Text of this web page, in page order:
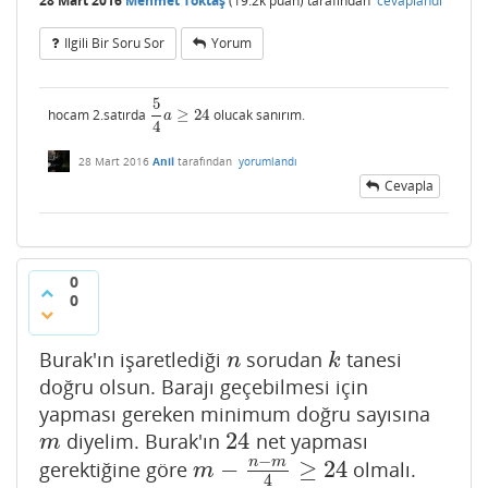
Ilgili Bir Soru Sor Yorum
hocam 2.satırda
5
4
a ≥ 24
54a ≥24 olucak sanırım.
28 Mart 2016 Anil tarafından yorumlandı
Cevapla
0
0
Burak'ın işaretlediği n
nsorudan k
k tanesi
doğru olsun. Barajı geçebilmesi için
yapması gereken minimum doğru sayısına
m
m diyelim. Burak'ın 24
24 net yapması
gerektiğine göre m − n−m
4 ≥ 24
m− n− m4≥24 olmalı.